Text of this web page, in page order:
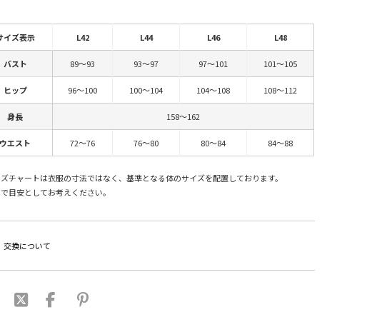
イズ表示 L42 L44 L46 L48
バスト 89～93 93～97 97～101 101～105
ヒップ 96～100 100～104 104～108 108～112
身長 158～162
ウエスト 72～76 76～80 80～84 84～88
チャートは衣服の寸法ではなく、基準となる体のサイズを配置しております。
目安としてお考えください。
交換について